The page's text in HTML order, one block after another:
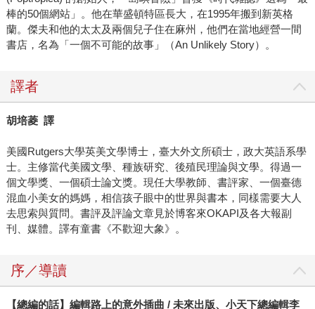
棒的50個網站」。他在華盛頓特區長大，在1995年搬到新英格
蘭。傑夫和他的太太及兩個兒子住在麻州，他們在當地經營一間
書店，名為「一個不可能的故事」（An Unlikely Story）。
譯者
胡培菱 譯
美國Rutgers大學英美文學博士，臺大外文所碩士，政大英語系學
士。主修當代美國文學、種族研究、後殖民理論與文學。得過一
個文學獎、一個碩士論文獎。現任大學教師、書評家、一個臺德
混血小美女的媽媽，相信孩子眼中的世界與書本，同樣需要大人
去思索與質問。書評及評論文章見於博客來OKAPI及各大報副
刊、媒體。譯有童書《不歡迎大象》。
序／導讀
【總編的話】編輯路上的意外插曲 / 未來出版、小天下總編輯李